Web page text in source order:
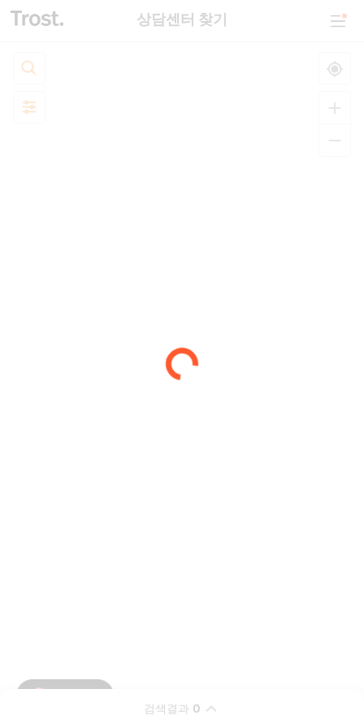
상담센터 찾기
검색결과 0